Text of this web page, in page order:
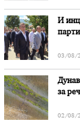
И
03/08/
за
02/08/